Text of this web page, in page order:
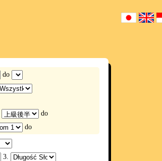
do
do
do
3.